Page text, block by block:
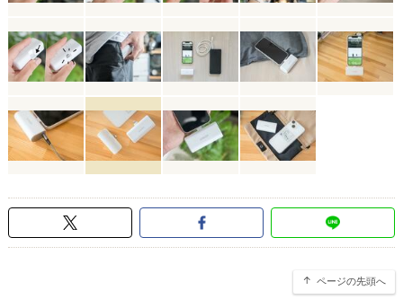
ページの先頭へ